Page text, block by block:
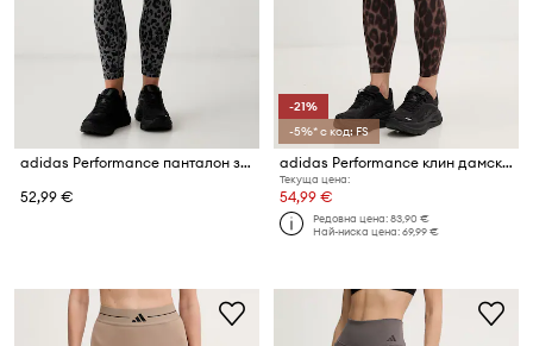
adidas Performance панталон за трениране дамски Optime Essentials
52,99 €
-21%
-5%* с код: FS
adidas Performance клин дамски
Текуща цена:
54,99 €
Редовна цена:83,90 €
Най-ниска цена:69,99 €